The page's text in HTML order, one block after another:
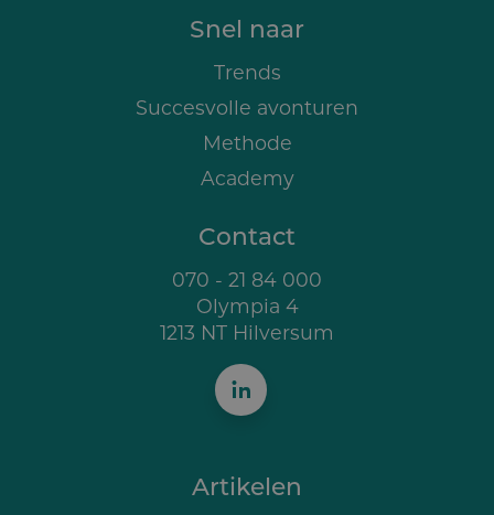
Snel naar
Trends
Succesvolle avonturen
Methode
Academy
Contact
070 - 21 84 000
Olympia 4
1213 NT Hilversum
Artikelen